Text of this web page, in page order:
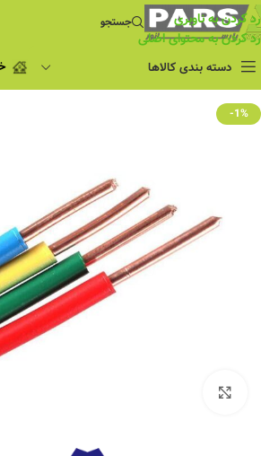
رد کردن به ناوبری
رد کردن به محتوای اصلی
جستجو
دسته بندی کالاها
چراغ مطالعه
ریسه شلنگی و لاین نوری
پروژکتور و نورافکن
چراغ خطی
چراغ توکار
-1%